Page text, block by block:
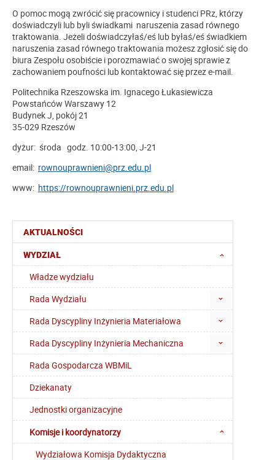
AKTUALNOŚCI
WYDZIAŁ
Władze wydziału
Rada Wydziału
Rada Dyscypliny Inżynieria Materiałowa
Rada Dyscypliny Inżynieria Mechaniczna
Rada Gospodarcza WBMiL
Dziekanaty
Jednostki organizacyjne
Komisje i koordynatorzy
Wydziałowa Komisja Dydaktyczna
O pomoc mogą zwrócić się pracownicy i studenci PRz, którzy
doświadczyli lub byli świadkami naruszenia zasad równego
traktowania. Jeżeli doświadczyłaś/eś lub byłaś/eś świadkiem
naruszenia zasad równego traktowania możesz zgłosić się do
biura Zespołu osobiście i porozmawiać o swojej sprawie z
zachowaniem poufności lub kontaktować się przez e-mail.
Politechnika Rzeszowska im. Ignacego Łukasiewicza
Powstańców Warszawy 12
Budynek J, pokój 21
35-029 Rzeszów
dyżur: środa godz. 10:00-13:00, J-21
email: rownouprawnieni@prz.edu.pl
www: https://rownouprawnieni.prz.edu.pl